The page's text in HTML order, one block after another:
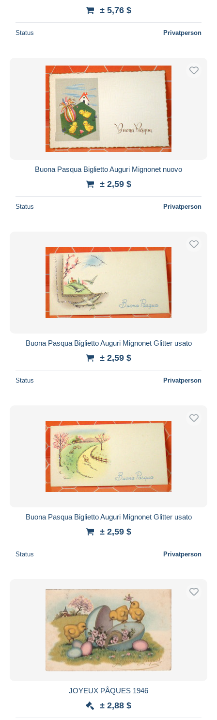
± 5,76 $
Status Privatperson
Buona Pasqua Biglietto Auguri Mignonet nuovo
± 2,59 $
Status Privatperson
Buona Pasqua Biglietto Auguri Mignonet Glitter usato
± 2,59 $
Status Privatperson
Buona Pasqua Biglietto Auguri Mignonet Glitter usato
± 2,59 $
Status Privatperson
JOYEUX PÂQUES 1946
± 2,88 $